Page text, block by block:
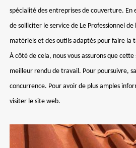
spécialité des entreprises de couverture. En
de solliciter le service de Le Professionnel
matériels et des outils adaptés pour faire la
À côté de cela, nous vous assurons que
meilleur rendu de travail. Pour poursuivre,
concurrence. Pour avoir de plus amples
visiter le site web.